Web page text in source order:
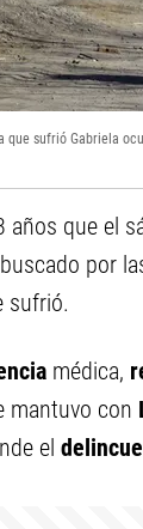
que sufrió Gabriela
años que el
por
sufrió.
médica,
mantuvo con
el